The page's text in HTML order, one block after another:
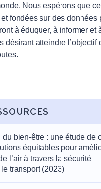
cas
Vision Zéro
webinaires
du Réseau
pour de bon, pour
routes
Nous espérons que
fondées sur des données
à éduquer, à informer et
désirant atteindre l’objectif
du bien-être : une étude de
équitables pour
l’air à travers la sécurité
transport (2023)